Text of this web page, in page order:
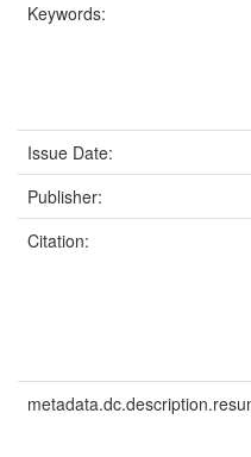
Keywords:
Issue Date:
Publisher:
Citation: